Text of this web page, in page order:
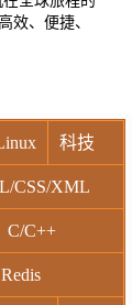
效、便捷、
科技
CSS/XML
C/C++
Redis